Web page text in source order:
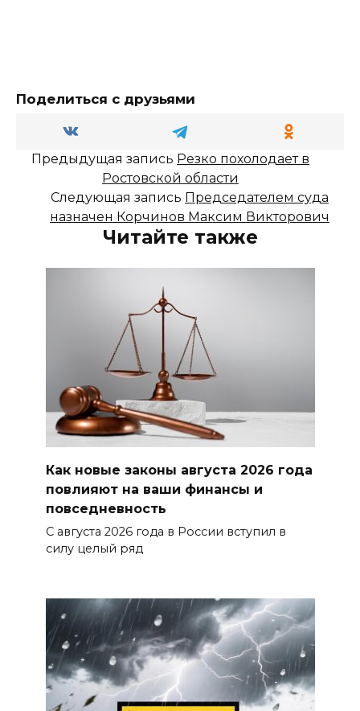
Поделиться с друзьями
Предыдущая запись Резко похолодает в
Ростовской области
Следующая запись Председателем суда
назначен Корчинов Максим Викторович
Читайте также
Как новые законы августа 2026 года
повлияют на ваши финансы и
повседневность
С августа 2026 года в России вступил в
силу целый ряд